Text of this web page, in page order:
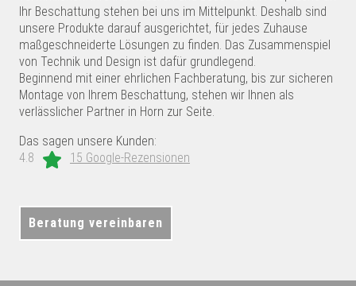
Ihr Beschattung stehen bei uns im Mittelpunkt. Deshalb sind
unsere Produkte darauf ausgerichtet, für jedes Zuhause
maßgeschneiderte Lösungen zu finden. Das Zusammenspiel
von Technik und Design ist dafür grundlegend.
Beginnend mit einer ehrlichen Fachberatung, bis zur sicheren
Montage von Ihrem Beschattung, stehen wir Ihnen als
verlässlicher Partner in Horn zur Seite.
Das sagen unsere Kunden:
4.8
15 Google-Rezensionen
Beratung vereinbaren